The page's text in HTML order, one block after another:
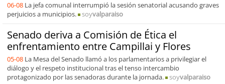
06-08 La jefa comunal interrumpió la sesión senatorial acusando graves
perjuicios a municipios.
soyvalparaiso
Senado deriva a Comisión de Ética el
enfrentamiento entre Campillai y Flores
05-08 La Mesa del Senado llamó a los parlamentarios a privilegiar el
diálogo y el respeto institucional tras el tenso intercambio
protagonizado por las senadoras durante la jornada.
soyvalparaiso